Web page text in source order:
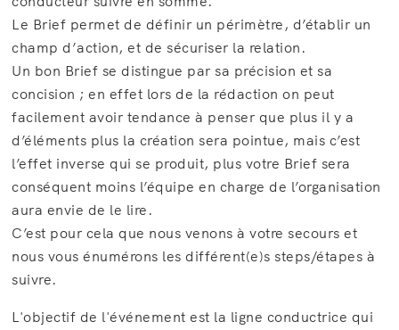
Le Brief permet de définir un périmètre, d’établir un
champ d’action, et de sécuriser la relation.
Un bon Brief se distingue par sa précision et sa
concision ; en effet lors de la rédaction on peut
facilement avoir tendance à penser que plus il y a
d’éléments plus la création sera pointue, mais c’est
l’effet inverse qui se produit, plus votre Brief sera
conséquent moins l’équipe en charge de l’organisation
aura envie de le lire.
C’est pour cela que nous venons à votre secours et
nous vous énumérons les différent(e)s steps/étapes à
suivre.
L'objectif de l'événement est la ligne conductrice qui